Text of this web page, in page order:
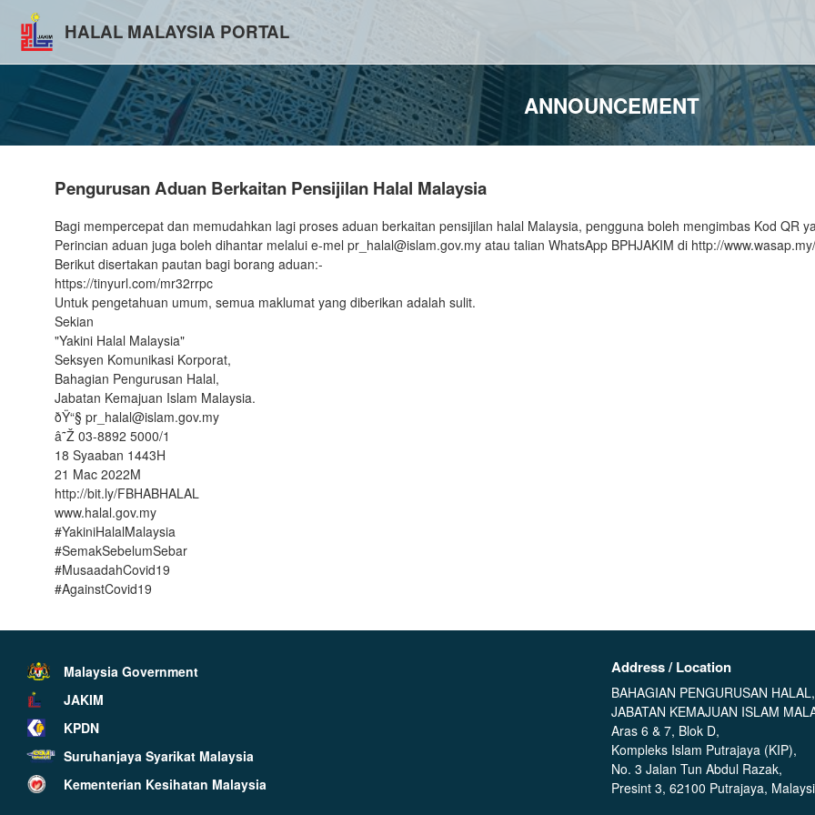
HALAL MALAYSIA PORTAL
ANNOUNCEMENT
Pengurusan Aduan Berkaitan Pensijilan Halal Malaysia
Bagi mempercepat dan memudahkan lagi proses aduan berkaitan pensijilan halal Malaysia, pengguna boleh mengimbas Kod QR
Perincian aduan juga boleh dihantar melalui e-mel pr_halal@islam.gov.my atau talian WhatsApp BPHJAKIM di http://
Berikut disertakan pautan bagi borang aduan:-
https://tinyurl.com/mr32rrpc
Untuk pengetahuan umum, semua maklumat yang diberikan adalah sulit.
Sekian
"Yakini Halal Malaysia"
Seksyen Komunikasi Korporat,
Bahagian Pengurusan Halal,
Jabatan Kemajuan Islam Malaysia.
ðŸ“§ pr_halal@islam.gov.my
â˜Ž 03-8892 5000/1
18 Syaaban 1443H
21 Mac 2022M
http://bit.ly/FBHABHALAL
www.halal.gov.my
#YakiniHalalMalaysia
#SemakSebelumSebar
#MusaadahCovid19
#AgainstCovid19
Malaysia Government
JAKIM
KPDN
Suruhanjaya Syarikat Malaysia
Kementerian Kesihatan Malaysia
Address / Location
BAHAGIAN PENGURUSAN HALAL,
JABATAN KEMAJUAN ISLAM
Aras 6 & 7, Blok D,
Kompleks Islam Putrajaya (KIP),
No. 3 Jalan Tun Abdul Razak,
Presint 3, 62100 Putrajaya,